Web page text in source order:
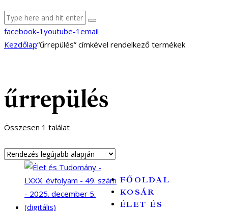
facebook-1 youtube-1 email
Kezdőlap“űrrepülés” címkével rendelkező termékek
űrrepülés
Összesen 1 találat
FŐOLDAL
KOSÁR
ÉLET ÉS